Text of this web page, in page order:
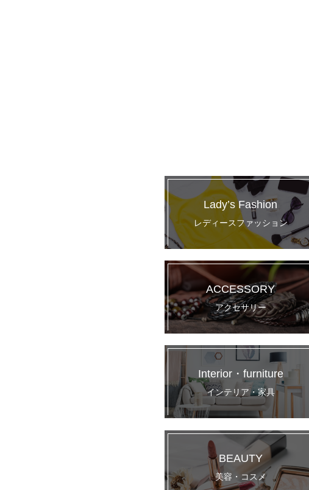
Lady’s Fashion
レディースファッション
ACCESSORY
アクセサリー
Interior・furniture
インテリア・家具
BEAUTY
美容・コスメ